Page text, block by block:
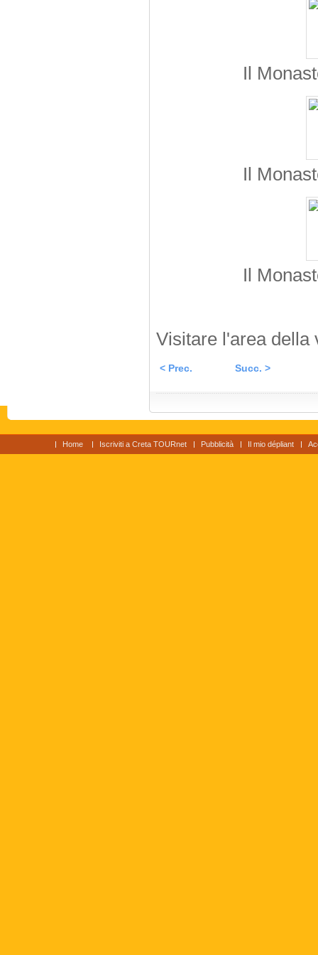
Il
Il
Il
Visitare l'area della
< Prec. Succ. >
Home Iscriviti a Creta TOURnet Pubblicità Il mio dépliant